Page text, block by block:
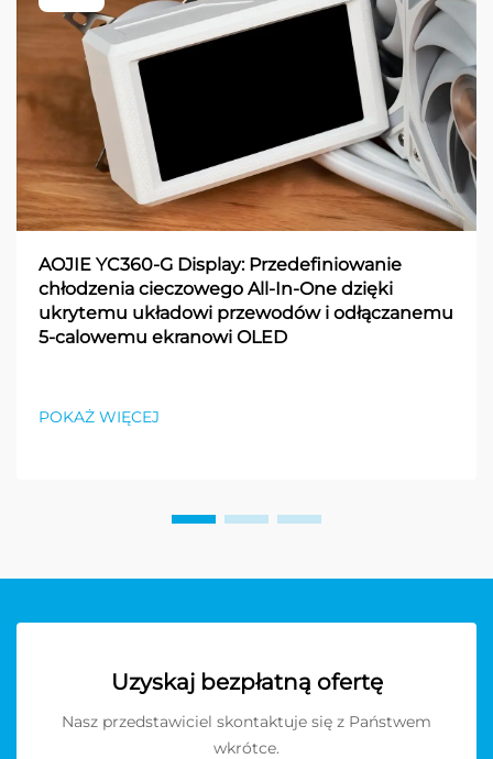
AOJIE YC360-G Display: Przedefiniowanie
chłodzenia cieczowego All-In-One dzięki
ukrytemu układowi przewodów i odłączanemu
5-calowemu ekranowi OLED
POKAŻ WIĘCEJ
Uzyskaj bezpłatną ofertę
Nasz przedstawiciel skontaktuje się z Państwem
wkrótce.